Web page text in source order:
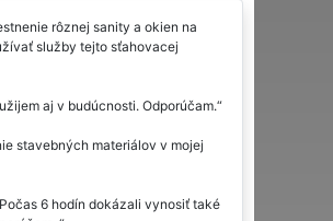
rôznej sanity a okien na
služby tejto sťahovacej
aj v budúcnosti. Odporúčam.
stavebných materiálov v mojej
6 hodín dokázali vynosiť také